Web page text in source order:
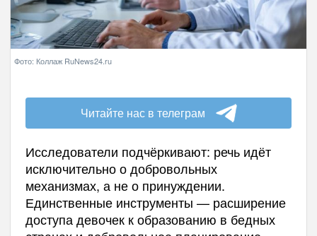
Фото: Коллаж RuNews24.ru
Читайте нас в телеграм
Исследователи подчёркивают: речь идёт
исключительно о добровольных
механизмах, а не о принуждении.
Единственные инструменты — расширение
доступа девочек к образованию в бедных